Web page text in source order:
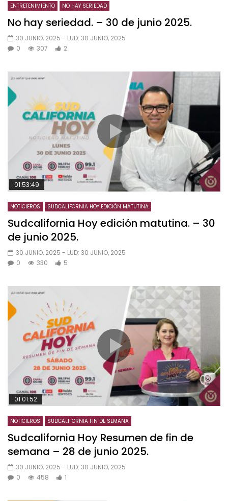
ENTRETENIMIENTO NO HAY SERIEDAD
No hay seriedad. – 30 de junio 2025.
30 JUNIO, 2025 - LUD: 30 JUNIO, 2025
0
307 2
01:53:49
NOTICIEROS SUDCALIFORNIA HOY EDICIÓN MATUTINA
Sudcalifornia Hoy edición matutina. – 30
de junio 2025.
30 JUNIO, 2025 - LUD: 30 JUNIO, 2025
0
330 5
01:01:52
NOTICIEROS SUDCALIFORNIA FIN DE SEMANA
Sudcalifornia Hoy Resumen de fin de
semana – 28 de junio 2025.
30 JUNIO, 2025 - LUD: 30 JUNIO, 2025
0
458 1